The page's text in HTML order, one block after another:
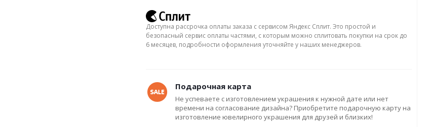
Доступна рассрочка оплаты заказа с сервисом Яндекс Сплит. Это простой и
безопасный сервис оплаты частями, с которым можно сплитовать покупки на срок до
6 месяцев, подробности оформления уточняйте у наших менеджеров.
Подарочная карта
Не успеваете с изготовлением украшения к нужной дате или нет
времени на согласование дизайна? Приобретите подарочную карту на
изготовление ювелирного украшения для друзей и близких!